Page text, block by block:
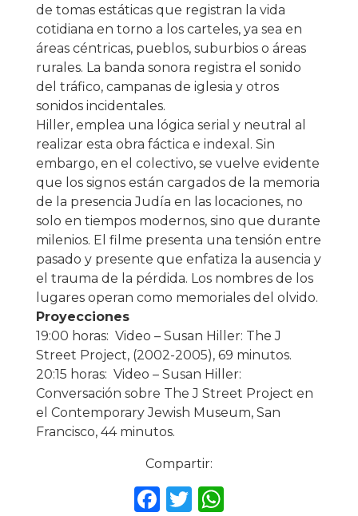
de tomas estáticas que registran la vida
cotidiana en torno a los carteles, ya sea en
áreas céntricas, pueblos, suburbios o áreas
rurales. La banda sonora registra el sonido
del tráfico, campanas de iglesia y otros
sonidos incidentales.
Hiller, emplea una lógica serial y neutral al
realizar esta obra fáctica e indexal. Sin
embargo, en el colectivo, se vuelve evidente
que los signos están cargados de la memoria
de la presencia Judía en las locaciones, no
solo en tiempos modernos, sino que durante
milenios. El filme presenta una tensión entre
pasado y presente que enfatiza la ausencia y
el trauma de la pérdida. Los nombres de los
lugares operan como memoriales del olvido.
Proyecciones
19:00 horas: Video – Susan Hiller: The J
Street Project, (2002-2005), 69 minutos.
20:15 horas: Video – Susan Hiller:
Conversación sobre The J Street Project en
el Contemporary Jewish Museum, San
Francisco, 44 minutos.
Compartir:
F T W